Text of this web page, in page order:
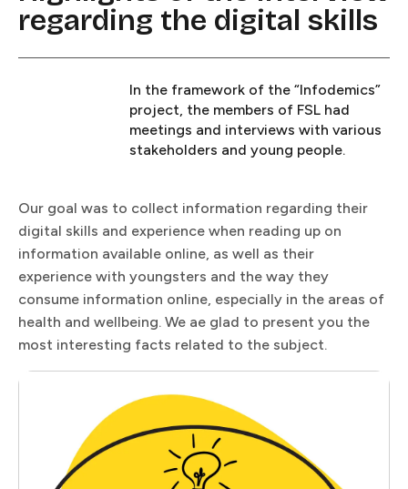
regarding the digital skills​​​​‌ ‍ ​‍​‍‌‍ ‌ ​‍‌‍‍‌‌‍‌ ‌‍‍‌‌‍ ‍​‍​‍​ ‍‍​‍​‍‌ ​ ‌‍​‌‌‍ ‍‌‍‍‌‌ ‌​‌ ‍‌​‍ ‍‌‍‍‌‌‍ ​‍​‍​‍ ​​‍​‍‌‍‍​‌ ​‍‌‍‌‌‌‍‌‍​‍​‍​ ‍‍​‍​‍​‍ ‌ ​ ‌ ‌​‌ ‌‌‌‍‌​‌‍‍‌‌‍ ​‍ ‌‍‍‌‌‍ ‍‌ ‌​‌‍‌‌‌‍ ‍‌ ‌​​‍ ‌‍‌‌‌‍‌​‌‍‍‌‌ ‌​​‍ ‌‍ ‌‌‍ ‌‍‌​‌‍‌‌​ ‌‌ ​​‌ ​‍‌‍‌‌‌ ​ ‌‍‌‌‌‍ ‍‌ ‌​‌‍​‌‌ ‌​‌‍‍‌‌‍ ‌‍ ‍​ ‍ ‌‍‍‌‌‍‌​​ ‌‌‍‌‍‌‍​ ​ ‍‌​ ​​‌‍​‍​ ‍​‌‍‌‍​ ‌​​‍ ‌​ ​‌​ ‍‌​ ‌​‌‍​ ​‍ ‌​ ‌​​ ‍​​ ​‍​ ‌‌​‍ ‌‌‍​‌‌‍‌‍‌‍​‌​ ‌‌​‍ ‌‌‍‌‍‌‍‌‌​ ‍​​ ​​​ ​​​ ‌‍‌‍‌‌‌‍‌‌​ ‌‍‌‍‌‌​ ‍​‌‍‌‍​ ‍ ‌ ‌​‌ ‍‌‌ ​​‌‍‌‌​ ‌‌‍ ‍‌‍‌‌‌ ‌ ‌ ​ ‌‌​​‌‍ ‌ ​ ‌ ‌​​ ‍ ‌ ​​‌‍​‌‌ ‌​‌‍‍​​ ‌‌ ‌​‌‍‍‌‌ ‌​‌‍ ​‌‍‌‌​ ‌‍​‍‌‍​‌‌ ​ ‌‍‌‌‌‌‌‌‌ ​‍‌‍ ​​ ‌​‍‌‌​ ​‍‌​‌‍‌ ​ ‌ ‌​‌ ‌‌‌‍‌​‌‍‍‌‌‍ ​‍‌‍‌‍‍‌‌‍‌​​ ‌‌‍‌‍‌‍​ ​ ‍‌​ ​​‌‍​‍​ ‍​‌‍‌‍​ ‌​​‍ ‌​ ​‌​ ‍‌​ ‌​‌‍​ ​‍ ‌​ ‌​​ ‍​​ ​‍​ ‌‌​‍ ‌‌‍​‌‌‍‌‍‌‍​‌​ ‌‌​‍ ‌‌‍‌‍‌‍‌‌​ ‍​​ ​​​ ​​​ ‌‍‌‍‌‌‌‍‌‌​ ‌‍‌‍‌‌​ ‍​‌‍‌‍​‍‌‍‌ ‌​‌ ‍‌‌ ​​‌‍‌‌​ ‌‌‍ ‍‌‍‌‌‌ ‌ ‌ ​ ‌‌​​‌‍ ‌ ​ ‌ ‌​​‍‌‍‌ ​​‌‍​‌‌ ‌​‌‍‍​​ ‌‌ ‌​‌‍‍‌‌ ‌​‌‍ ​‌‍‌‌​‍‌‍‌ ​​‌‍‌‌‌ ​‍‌ ​ ‌ ​​‌‍‌‌‌‍​ ‌ ‌​‌‍‍‌‌ ‌‍‌‍‌‌​ ‌‌ ​​‌ ‌‌‌‍​‍‌‍ ​‌‍‍‌‌ ​ ‌‍‍​‌‍‌‌‌‍‌​​‍​‍‌ ‌
In the framework of the “Infodemics”
project, the members of FSL had
meetings and interviews with various
stakeholders and young people.​​​​‌ ‍ ​‍​‍‌‍ ‌ ​‍‌‍‍‌‌‍‌ ‌‍‍‌‌‍ ‍​‍​‍​ ‍‍​‍​‍‌ ​ ‌‍​‌‌‍ ‍‌‍‍‌‌ ‌​‌ ‍‌​‍ ‍‌‍‍‌‌‍ ​‍​‍​‍ ​​‍​‍‌‍‍​‌ ​‍‌‍‌‌‌‍‌‍​‍​‍​ ‍‍​‍​‍​‍ ‌ ​ ‌ ‌​‌ ‌‌‌‍‌​‌‍‍‌‌‍ ​‍ ‌‍‍‌‌‍ ‍‌ ‌​‌‍‌‌‌‍ ‍‌ ‌​​‍ ‌‍‌‌‌‍‌​‌‍‍‌‌ ‌​​‍ ‌‍ ‌‌‍ ‌‍‌​‌‍‌‌​ ‌‌ ​​‌ ​‍‌‍‌‌‌ ​ ‌‍‌‌‌‍ ‍‌ ‌​‌‍​‌‌ ‌​‌‍‍‌‌‍ ‌‍ ‍​ ‍ ‌‍‍‌‌‍‌​​ ‌‌‍‌‍‌‍​ ​ ‍‌​ ​​‌‍​‍​ ‍​‌‍‌‍​ ‌​​‍ ‌​ ​‌​ ‍‌​ ‌​‌‍​ ​‍ ‌​ ‌​​ ‍​​ ​‍​ ‌‌​‍ ‌‌‍​‌‌‍‌‍‌‍​‌​ ‌‌​‍ ‌‌‍‌‍‌‍‌‌​ ‍​​ ​​​ ​​​ ‌‍‌‍‌‌‌‍‌‌​ ‌‍‌‍‌‌​ ‍​‌‍‌‍​ ‍ ‌ ‌​‌ ‍‌‌ ​​‌‍‌‌​ ‌‌‍ ‍‌‍‌‌‌ ‌ ‌ ​ ‌‌​​‌‍ ‌ ​ ‌ ‌​​ ‍ ‌ ​​‌‍​‌‌ ‌​‌‍‍​​ ‌‌‍‌​‌‍‌‌‌ ​ ‌‍​ ‌ ​‍‌‍‍‌‌ ​​‌ ‌​‌‍‍‌‌‍ ‌‍ ‍​ ‌‍​‍‌‍​‌‌ ​ ‌‍‌‌‌‌‌‌‌ ​‍‌‍ ​​ ‌​‍‌‌​ ​‍‌​‌‍‌ ​ ‌ ‌​‌ ‌‌‌‍‌​‌‍‍‌‌‍ ​‍‌‍‌‍‍‌‌‍‌​​ ‌‌‍‌‍‌‍​ ​ ‍‌​ ​​‌‍​‍​ ‍​‌‍‌‍​ ‌​​‍ ‌​ ​‌​ ‍‌​ ‌​‌‍​ ​‍ ‌​ ‌​​ ‍​​ ​‍​ ‌‌​‍ ‌‌‍​‌‌‍‌‍‌‍​‌​ ‌‌​‍ ‌‌‍‌‍‌‍‌‌​ ‍​​ ​​​ ​​​ ‌‍‌‍‌‌‌‍‌‌​ ‌‍‌‍‌‌​ ‍​‌‍‌‍​‍‌‍‌ ‌​‌ ‍‌‌ ​​‌‍‌‌​ ‌‌‍ ‍‌‍‌‌‌ ‌ ‌ ​ ‌‌​​‌‍ ‌ ​ ‌ ‌​​‍‌‍‌ ​​‌‍​‌‌ ‌​‌‍‍​​ ‌‌‍‌​‌‍‌‌‌ ​ ‌‍​ ‌ ​‍‌‍‍‌‌ ​​‌ ‌​‌‍‍‌‌‍ ‌‍ ‍​‍‌‍‌ ​​‌‍‌‌‌ ​‍‌ ​ ‌ ​​‌‍‌‌‌‍​ ‌ ‌​‌‍‍‌‌ ‌‍‌‍‌‌​ ‌‌ ​​‌ ‌‌‌‍​‍‌‍ ​‌‍‍‌‌ ​ ‌‍‍​‌‍‌‌‌‍‌​​‍​‍‌ ‌
Our goal was to collect information regarding their
digital skills and experience when reading up on
information available online, as well as their
experience with youngsters and the way they
consume information online, especially in the areas of
health and wellbeing. We ae glad to present you the
most interesting facts related to the subject.​​​​‌ ‍ ​‍​‍‌‍ ‌ ​‍‌‍‍‌‌‍‌ ‌‍‍‌‌‍ ‍​‍​‍​ ‍‍​‍​‍‌ ​ ‌‍​‌‌‍ ‍‌‍‍‌‌ ‌​‌ ‍‌​‍ ‍‌‍‍‌‌‍ ​‍​‍​‍ ​​‍​‍‌‍‍​‌ ​‍‌‍‌‌‌‍‌‍​‍​‍​ ‍‍​‍​‍​‍ ‌ ​ ‌ ‌​‌ ‌‌‌‍‌​‌‍‍‌‌‍ ​‍ ‌‍‍‌‌‍ ‍‌ ‌​‌‍‌‌‌‍ ‍‌ ‌​​‍ ‌‍‌‌‌‍‌​‌‍‍‌‌ ‌​​‍ ‌‍ ‌‌‍ ‌‍‌​‌‍‌‌​ ‌‌ ​​‌ ​‍‌‍‌‌‌ ​ ‌‍‌‌‌‍ ‍‌ ‌​‌‍​‌‌ ‌​‌‍‍‌‌‍ ‌‍ ‍​ ‍ ‌‍‍‌‌‍‌​​ ‌‌‍‌‍‌‍​ ​ ‍‌​ ​​‌‍​‍​ ‍​‌‍‌‍​ ‌​​‍ ‌​ ​‌​ ‍‌​ ‌​‌‍​ ​‍ ‌​ ‌​​ ‍​​ ​‍​ ‌‌​‍ ‌‌‍​‌‌‍‌‍‌‍​‌​ ‌‌​‍ ‌‌‍‌‍‌‍‌‌​ ‍​​ ​​​ ​​​ ‌‍‌‍‌‌‌‍‌‌​ ‌‍‌‍‌‌​ ‍​‌‍‌‍​ ‍ ‌ ‌​‌ ‍‌‌ ​​‌‍‌‌​ ‌‌‍ ‍‌‍‌‌‌ ‌ ‌ ​ ‌‌​​‌‍ ‌ ​ ‌ ‌​​ ‍ ‌ ​​‌‍​‌‌ ‌​‌‍‍​​ ‌‌ ​ ‌‍‌‌‌‍​ ‌ ‌​‌‍‍‌‌‍ ‌‍ ‍‌ ​ ​‍‌‌​ ‌‌‌​​‍‌‌ ‌‍‍ ‌‍‌‌‌ ‍‌​‍‌‌​ ​ ‌​‌​​‍‌‌​ ​ ‌​‌​​‍‌‌​ ​‍​ ​‍‌‍​ ​ ‍​‌‍​ ​ ‍‌​ ‌‍‌‍​‌​ ‍‌​ ​‌​ ‍​​ ‍​​ ​ ​ ‍​​‍‌‌​ ​‍​ ​‍​‍‌‌​ ‌‌‌​‌​​‍ ‍‌‍​ ‌‍ ‌‍ ‍‌ ‌​‌‍‌‌‌‍ ‍‌ ‌​​‍‌‌​ ‌‌‌​​‍‌‌ ‌‍‍ ‌‍‌‌‌ ‍‌​‍‌‌​ ​ ‌​‌​​‍‌‌​ ​ ‌​‌​​‍‌‌​ ​‍​ ​‍‌‍‌​‌‍​‌​ ‌‍‌‍‌​​ ‌‍​ ‍​​ ‍‌‌‍‌‌​ ​‌‌‍‌‌​ ‍‌​ ​‍​‍‌‌​ ​‍​ ​‍​‍‌‌​ ‌‌‌​‌​​‍ ‍‌‍​ ‌‍‍​‌‍‍‌‌‍ ​‌‍‌​‌ ​‍‌‍‌‌‌‍ ‍​‍‌‌​ ‌‌‌​​‍‌‌ ‌‍‍ ‌‍‌‌‌ ‍‌​‍‌‌​ ​ ‌​‌​​‍‌‌​ ​ ‌​‌​​‍‌‌​ ​‍​ ​‍​ ‌‍‌‍​‌​ ‌‍​ ‌‍​ ‌‌​ ‌‍​ ​​‌‍​‍​ ‌​​ ‍‌​ ‍​​ ​ ​‍‌‌​ ​‍​ ​‍​‍‌‌​ ‌‌‌​‌​​‍ ‍‌ ‌​‌‍‌‌‌ ‍​‌ ‌​​ ‌‍​‍‌‍​‌‌ ​ ‌‍‌‌‌‌‌‌‌ ​‍‌‍ ​​ ‌​‍‌‌​ ​‍‌​‌‍‌ ​ ‌ ‌​‌ ‌‌‌‍‌​‌‍‍‌‌‍ ​‍‌‍‌‍‍‌‌‍‌​​ ‌‌‍‌‍‌‍​ ​ ‍‌​ ​​‌‍​‍​ ‍​‌‍‌‍​ ‌​​‍ ‌​ ​‌​ ‍‌​ ‌​‌‍​ ​‍ ‌​ ‌​​ ‍​​ ​‍​ ‌‌​‍ ‌‌‍​‌‌‍‌‍‌‍​‌​ ‌‌​‍ ‌‌‍‌‍‌‍‌‌​ ‍​​ ​​​ ​​​ ‌‍‌‍‌‌‌‍‌‌​ ‌‍‌‍‌‌​ ‍​‌‍‌‍​‍‌‍‌ ‌​‌ ‍‌‌ ​​‌‍‌‌​ ‌‌‍ ‍‌‍‌‌‌ ‌ ‌ ​ ‌‌​​‌‍ ‌ ​ ‌ ‌​​‍‌‍‌ ​​‌‍​‌‌ ‌​‌‍‍​​ ‌‌ ​ ‌‍‌‌‌‍​ ‌ ‌​‌‍‍‌‌‍ ‌‍ ‍‌ ​ ​‍‌‌​ ‌‌‌​​‍‌‌ ‌‍‍ ‌‍‌‌‌ ‍‌​‍‌‌​ ​ ‌​‌​​‍‌‌​ ​ ‌​‌​​‍‌‌​ ​‍​ ​‍‌‍​ ​ ‍​‌‍​ ​ ‍‌​ ‌‍‌‍​‌​ ‍‌​ ​‌​ ‍​​ ‍​​ ​ ​ ‍​​‍‌‌​ ​‍​ ​‍​‍‌‌​ ‌‌‌​‌​​‍ ‍‌‍​ ‌‍ ‌‍ ‍‌ ‌​‌‍‌‌‌‍ ‍‌ ‌​​‍‌‌​ ‌‌‌​​‍‌‌ ‌‍‍ ‌‍‌‌‌ ‍‌​‍‌‌​ ​ ‌​‌​​‍‌‌​ ​ ‌​‌​​‍‌‌​ ​‍​ ​‍‌‍‌​‌‍​‌​ ‌‍‌‍‌​​ ‌‍​ ‍​​ ‍‌‌‍‌‌​ ​‌‌‍‌‌​ ‍‌​ ​‍​‍‌‌​ ​‍​ ​‍​‍‌‌​ ‌‌‌​‌​​‍ ‍‌‍​ ‌‍‍​‌‍‍‌‌‍ ​‌‍‌​‌ ​‍‌‍‌‌‌‍ ‍​‍‌‌​ ‌‌‌​​‍‌‌ ‌‍‍ ‌‍‌‌‌ ‍‌​‍‌‌​ ​ ‌​‌​​‍‌‌​ ​ ‌​‌​​‍‌‌​ ​‍​ ​‍​ ‌‍‌‍​‌​ ‌‍​ ‌‍​ ‌‌​ ‌‍​ ​​‌‍​‍​ ‌​​ ‍‌​ ‍​​ ​ ​‍‌‌​ ​‍​ ​‍​‍‌‌​ ‌‌‌​‌​​‍ ‍‌ ‌​‌‍‌‌‌ ‍​‌ ‌​​‍‌‍‌ ​​‌‍‌‌‌ ​‍‌ ​ ‌ ​​‌‍‌‌‌‍​ ‌ ‌​‌‍‍‌‌ ‌‍‌‍‌‌​ ‌‌ ​​‌ ‌‌‌‍​‍‌‍ ​‌‍‍‌‌ ​ ‌‍‍​‌‍‌‌‌‍‌​​‍​‍‌ ‌